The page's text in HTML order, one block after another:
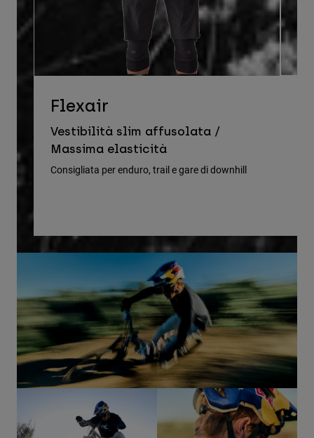
Flexair
Vestibilità slim affusolata /
Massima elasticità
Consigliata per enduro, trail e gare di downhill